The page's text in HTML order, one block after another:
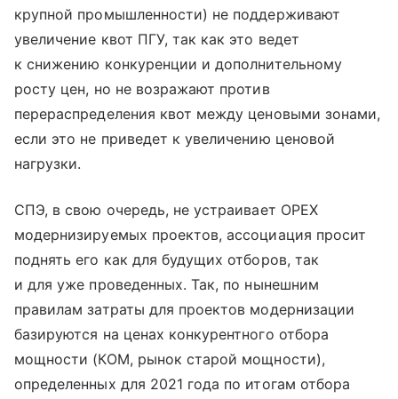
крупной промышленности) не поддерживают
увеличение квот ПГУ, так как это ведет
к снижению конкуренции и дополнительному
росту цен, но не возражают против
перераспределения квот между ценовыми зонами,
если это не приведет к увеличению ценовой
нагрузки.
СПЭ, в свою очередь, не устраивает OPEX
модернизируемых проектов, ассоциация просит
поднять его как для будущих отборов, так
и для уже проведенных. Так, по нынешним
правилам затраты для проектов модернизации
базируются на ценах конкурентного отбора
мощности (КОМ, рынок старой мощности),
определенных для 2021 года по итогам отбора